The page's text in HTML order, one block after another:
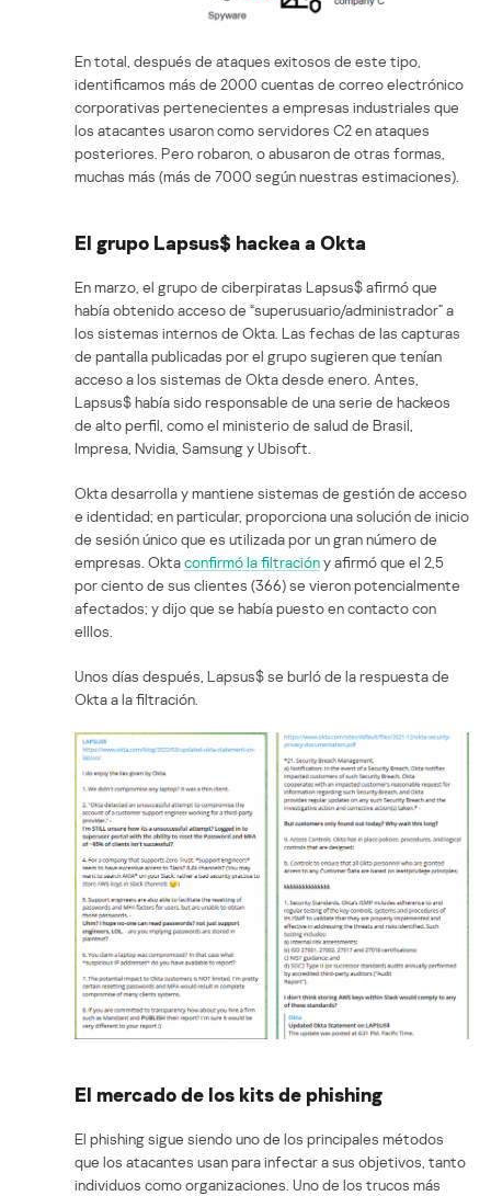
En total, después de ataques exitosos de este tipo,
identificamos más de 2000 cuentas de correo electrónico
corporativas pertenecientes a empresas industriales que
los atacantes usaron como servidores C2 en ataques
posteriores. Pero robaron, o abusaron de otras formas,
muchas más (más de 7000 según nuestras estimaciones).
El grupo Lapsus$ hackea a Okta
En marzo, el grupo de ciberpiratas Lapsus$ afirmó que
había obtenido acceso de “superusuario/administrador” a
los sistemas internos de Okta. Las fechas de las capturas
de pantalla publicadas por el grupo sugieren que tenían
acceso a los sistemas de Okta desde enero. Antes,
Lapsus$ había sido responsable de una serie de hackeos
de alto perfil, como el ministerio de salud de Brasil,
Impresa, Nvidia, Samsung y Ubisoft.
Okta desarrolla y mantiene sistemas de gestión de acceso
e identidad; en particular, proporciona una solución de inicio
de sesión único que es utilizada por un gran número de
empresas. Oktaconfirmó la filtracióny afirmó que el 2,5
por ciento de sus clientes (366) se vieron potencialmente
afectados; y dijo que se había puesto en contacto con
elllos.
Unos días después, Lapsus$ se burló de la respuesta de
Okta a la filtración.
El mercado de los kits de phishing
El phishing sigue siendo uno de los principales métodos
que los atacantes usan para infectar a sus objetivos, tanto
individuos como organizaciones. Uno de los trucos más